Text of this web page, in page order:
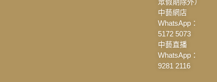
眾假期除外）
中藝網店
WhatsApp：
5172 5073
中藝直播
WhatsApp：
9281 2116